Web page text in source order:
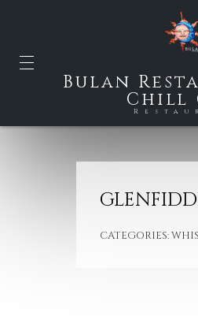
Bulan
Chill
CATEGORIES: